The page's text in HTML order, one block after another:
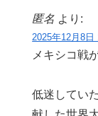
匿名 より:
2025年12月8日
メキシコ戦
低迷してい